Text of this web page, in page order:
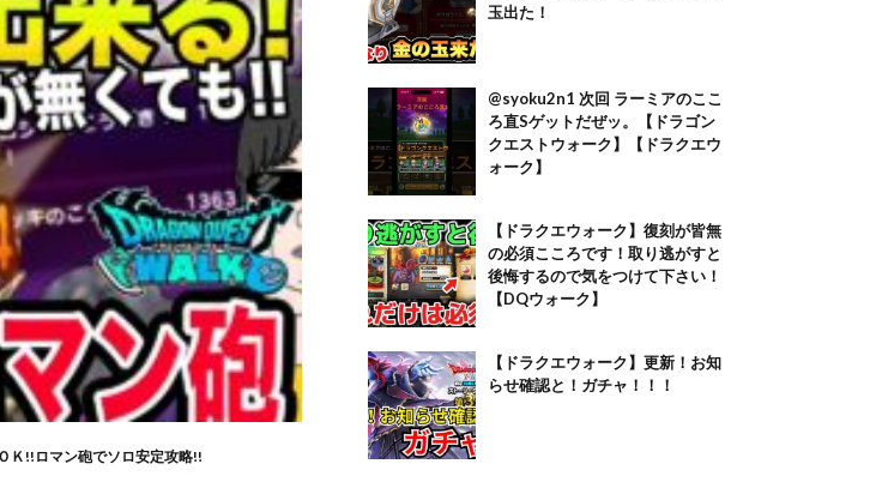
玉出た！
@syoku2n1 次回 ラーミアのここ
ろ直Sゲットだぜッ。【ドラゴン
クエストウォーク】【ドラクエウ
ォーク】
【ドラクエウォーク】復刻が皆無
の必須こころです！取り逃がすと
後悔するので気をつけて下さい！
【DQウォーク】
【ドラクエウォーク】更新！お知
らせ確認と！ガチャ！！！